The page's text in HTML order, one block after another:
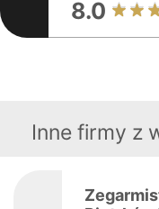
8.0
Inne firmy z